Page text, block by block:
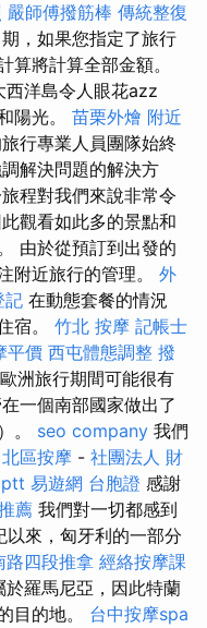
嚴師傅撥筋棒 傳統整復
，如果您指定了旅行
算將計算全部金額。
西洋島令人眼花azz
陽光。 苗栗外燴 附近
行專業人員團隊始終
解決問題的解決方
程對我們來說非常令
觀看如此多的景點和
由於從預訂到出發的
附近旅行的管理。 外
記 在動態套餐的情況
宿。 竹北 按摩 記帳士
平價 西屯體態調整 撥
洲旅行期間可能很有
一個南部國家做出了
。 seo company 我們
北區按摩 - 社團法人 財
ptt 易遊網 台胞證 感謝
薦 我們對一切都感到
以來，匈牙利的一部分
路四段推拿 經絡按摩課
羅馬尼亞，因此特蘭
目的地。 台中按摩spa